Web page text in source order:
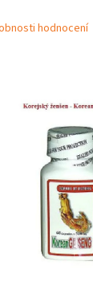
hodnocení